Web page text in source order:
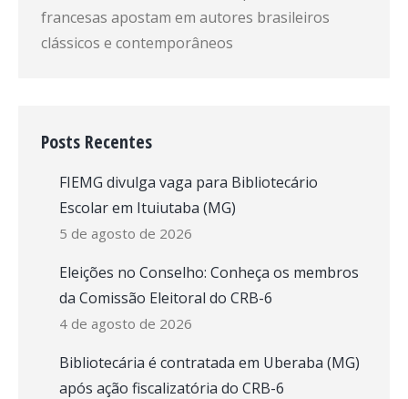
francesas apostam em autores brasileiros
clássicos e contemporâneos
Posts Recentes
FIEMG divulga vaga para Bibliotecário
Escolar em Ituiutaba (MG)
5 de agosto de 2026
Eleições no Conselho: Conheça os membros
da Comissão Eleitoral do CRB-6
4 de agosto de 2026
Bibliotecária é contratada em Uberaba (MG)
após ação fiscalizatória do CRB-6